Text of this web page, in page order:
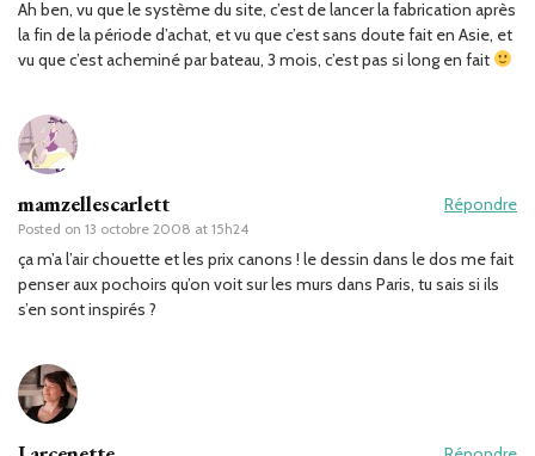
Ah ben, vu que le système du site, c’est de lancer la fabrication après
la fin de la période d’achat, et vu que c’est sans doute fait en Asie, et
vu que c’est acheminé par bateau, 3 mois, c’est pas si long en fait
mamzellescarlett
Posted on 13 octobre 2008 at 15h24
Répondre
ça m’a l’air chouette et les prix canons ! le dessin dans le dos me fait
penser aux pochoirs qu’on voit sur les murs dans Paris, tu sais si ils
s’en sont inspirés ?